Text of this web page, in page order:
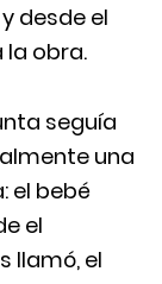
desde el
la obra.
seguía
una
el bebé
el
llamó, el